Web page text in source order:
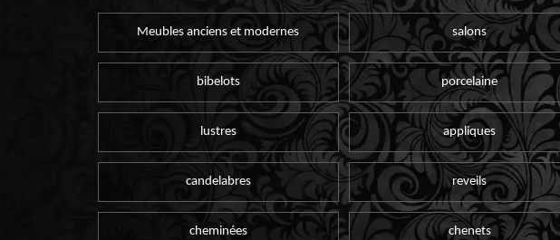
Meubles anciens et modernes salons
bibelots porcelaine
lustres appliques
candelabres reveils
cheminées chenets